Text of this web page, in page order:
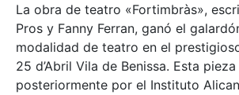
La obra de teatro «Fortimbràs»,
Pros y Fanny Ferran, ganó el
modalidad de teatro en el
25 d’Abril Vila de Benissa. Esta
posteriormente por el Instituto